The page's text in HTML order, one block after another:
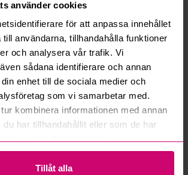
använder cookies
för att anpassa innehållet
användarna, tillhandahålla funktioner
och analysera vår trafik. Vi
sådana identifierare och annan
enhet till de sociala medier och
som vi samarbetar med.
kombinera informationen med annan
du har tillhandahållit eller som de har
Tillåt alla
bud?
vunna objekt?